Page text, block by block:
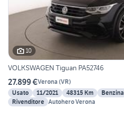
10
VOLKSWAGEN Tiguan PA52746
27.899 €Verona (VR)
Usato
11/2021 48315 Km Benzina
Rivenditore Autohero Verona